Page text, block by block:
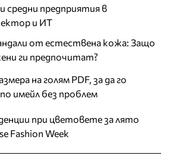
средни предприятия в
и ИТ
от естествена кожа: Защо
ги предпочитат?
на голям PDF, за да го
имейл без проблем
при цветовете за лято
Fashion Week